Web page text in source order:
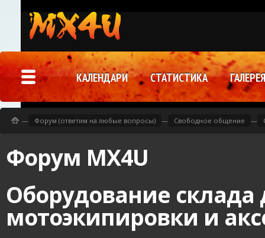
Форум MX4U
Оборудование склада
мотоэкипировки и
— Форум (ответим на любые вопросы) — Свободное общение —
КАЛЕНДАРИ СТАТИСТИКА ГАЛЕРЕЯ